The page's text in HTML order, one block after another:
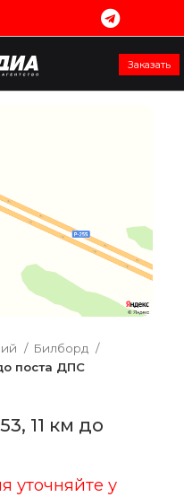
Заказать
Билборд
поста ДПС
11 км до
уточняйте у